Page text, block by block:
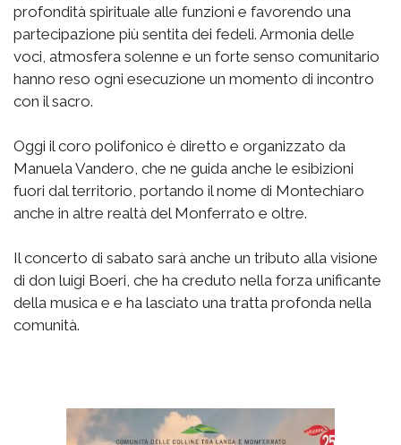
profondità spirituale alle funzioni e favorendo una
partecipazione più sentita dei fedeli. Armonia delle
voci, atmosfera solenne e un forte senso comunitario
hanno reso ogni esecuzione un momento di incontro
con il sacro.
Oggi il coro polifonico è diretto e organizzato da
Manuela Vandero, che ne guida anche le esibizioni
fuori dal territorio, portando il nome di Montechiaro
anche in altre realtà del Monferrato e oltre.
Il concerto di sabato sarà anche un tributo alla visione
di don luigi Boeri, che ha creduto nella forza unificante
della musica e e ha lasciato una tratta profonda nella
comunità.